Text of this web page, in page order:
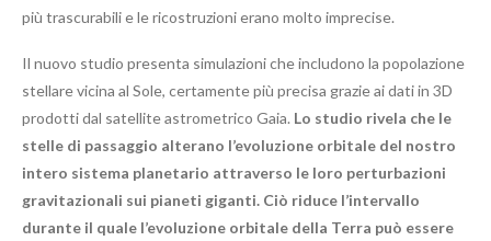
più trascurabili e le ricostruzioni erano molto imprecise.
Il nuovo studio presenta simulazioni che includono la popolazione
stellare vicina al Sole, certamente più precisa grazie ai dati in 3D
prodotti dal satellite astrometrico Gaia. Lo studio rivela che le
stelle di passaggio alterano l’evoluzione orbitale del nostro
intero sistema planetario attraverso le loro perturbazioni
gravitazionali sui pianeti giganti. Ciò riduce l’intervallo
durante il quale l’evoluzione orbitale della Terra può essere